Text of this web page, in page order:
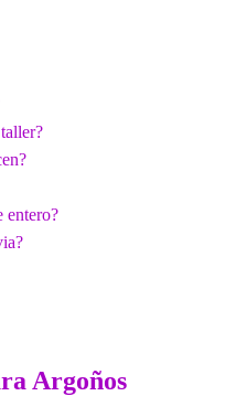
entero?
Argoños